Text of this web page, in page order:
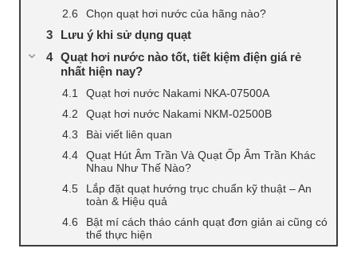
Chọn quạt hơi nước của hãng nào?
Lưu ý khi sử dụng quạt
Quạt hơi nước nào tốt, tiết kiệm điện giá rẻ
nhất hiện nay?
Quạt hơi nước Nakami NKA-07500A
Quạt hơi nước Nakami NKM-02500B
Bài viết liên quan
Quạt Hút Âm Trần Và Quạt Ốp Âm Trần Khác
Nhau Như Thế Nào?
Lắp đặt quạt hướng trục chuẩn kỹ thuật – An
toàn & Hiệu quả
Bật mí cách tháo cánh quạt đơn giản ai cũng có
thể thực hiện